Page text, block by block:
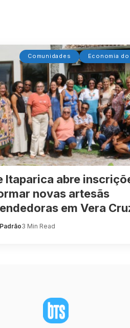
Comunidades Economia do
Itaparica abre
novas artesãs
em Vera
3 Min Read